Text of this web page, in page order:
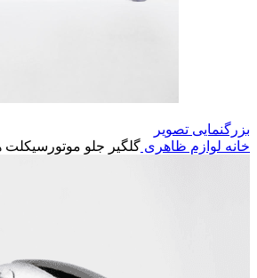
بزرگنمایی تصویر
خانه لوازم ظاهری گلگیر جلو موتورسیکلت